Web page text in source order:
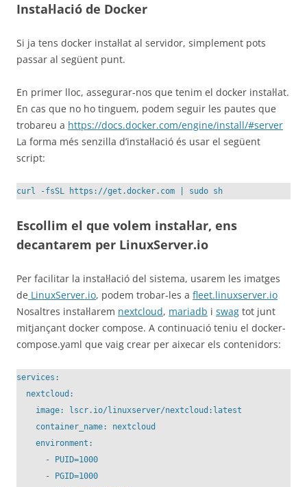
Instal·lació de Docker
Si ja tens docker instal·lat al servidor, simplement pots
passar al següent punt.
En primer lloc, assegurar-nos que tenim el docker instal·lat.
En cas que no ho tinguem, podem seguir les pautes que
trobareu a https://docs.docker.com/engine/install/#server
La forma més senzilla d’instal·lació és usar el següent
script:
curl -fsSL https://get.docker.com | sudo sh
Escollim el que volem instal·lar, ens
decantarem per LinuxServer.io
Per facilitar la instal·lació del sistema, usarem les imatges
de LinuxServer.io, podem trobar-les a fleet.linuxserver.io
Nosaltres instal·larem nextcloud, mariadb i swag tot junt
mitjançant docker compose. A continuació teniu el docker-
compose.yaml que vaig crear per aixecar els contenidors:
services:
  nextcloud:
    image: lscr.io/linuxserver/nextcloud:latest
    container_name: nextcloud
    environment:
      - PUID=1000
      - PGID=1000